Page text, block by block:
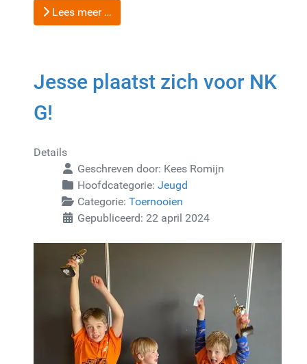
Lees meer …
Jesse plaatst zich voor NK
G!
Details
Geschreven door: Kees Romijn
Hoofdcategorie: Jeugd
Categorie: Toernooien
Gepubliceerd: 22 april 2024